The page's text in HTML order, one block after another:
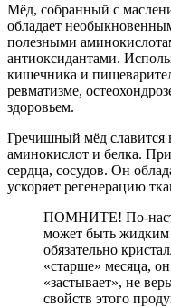
Мёд, собранный с
обладает
полезными
антиоксидантами.
кишечника и
ревматизме,
здоровьем.
Гречишный мёд славится
аминокислот и белка.
сердца, сосудов. Он
ускоряет регенерацию
ПОМНИТЕ! По-
может быть жидким
обязательно
«старше» месяца,
«застывает», не
свойств этого